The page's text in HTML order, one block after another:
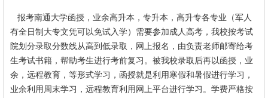
报考南通大学函授，业余高升本，专升本，高升专各专业（军人
有全日制大专文凭可以免试入学）需要参加成人高考，我校按考试
院划分录取分数线从高到低录取，网上报名，由负责老师邮寄给考
生考试书籍，帮助考生进行考前复习。被我校录取后再以函授，业
余，远程教育，等形式学习，函授就是利用寒假和暑假进行学习，
业余利用周末学习，远程教育利用网上平台进行学习。学费严格按